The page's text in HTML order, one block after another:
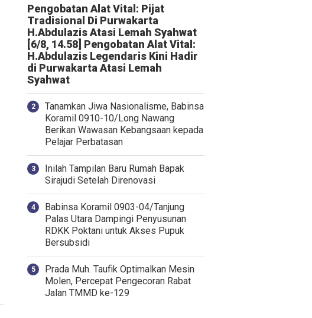
Pengobatan Alat Vital: Pijat
Tradisional Di Purwakarta
H.Abdulazis Atasi Lemah Syahwat
[6/8, 14.58] Pengobatan Alat Vital:
H.Abdulazis Legendaris Kini Hadir
di Purwakarta Atasi Lemah
Syahwat
Tanamkan Jiwa Nasionalisme, Babinsa
Koramil 0910-10/Long Nawang
Berikan Wawasan Kebangsaan kepada
Pelajar Perbatasan
Inilah Tampilan Baru Rumah Bapak
Sirajudi Setelah Direnovasi
‎Babinsa Koramil 0903-04/Tanjung
Palas Utara Dampingi Penyusunan
RDKK Poktani untuk Akses Pupuk
Bersubsidi
Prada Muh. Taufik Optimalkan Mesin
Molen, Percepat Pengecoran Rabat
Jalan TMMD ke-129